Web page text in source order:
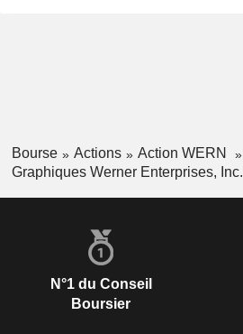
Bourse Actions
Action WERN
Graphiques Werner Enterprises, Inc.
N°1 du Conseil
Boursier